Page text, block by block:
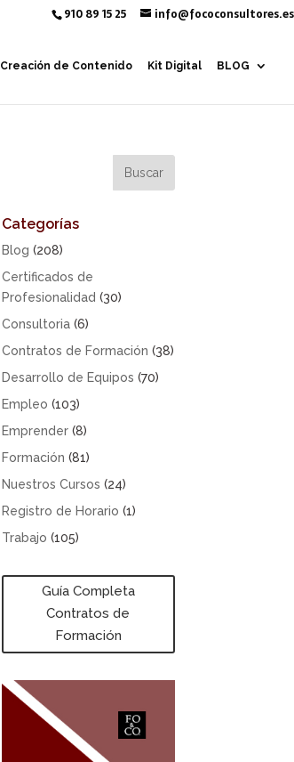
910 89 15 25 info@fococonsultores.es
Creación de Contenido Kit Digital BLOG
Categorías
Blog (208)
Certificados de
Profesionalidad (30)
Consultoria (6)
Contratos de Formación (38)
Desarrollo de Equipos (70)
Empleo (103)
Emprender (8)
Formación (81)
Nuestros Cursos (24)
Registro de Horario (1)
Trabajo (105)
Guía Completa
Contratos de
Formación